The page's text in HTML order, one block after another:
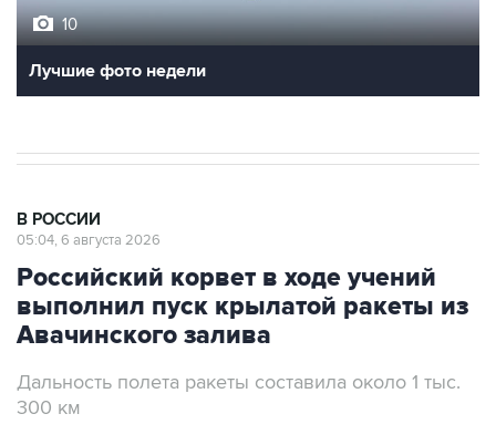
Лучшие фото недели
Российский корвет в ходе учений
выполнил пуск крылатой ракеты из
Авачинского залива
Дальность полета ракеты составила около 1 тыс.
Москва. 6 августа. INTERFAX.RU - Корвет